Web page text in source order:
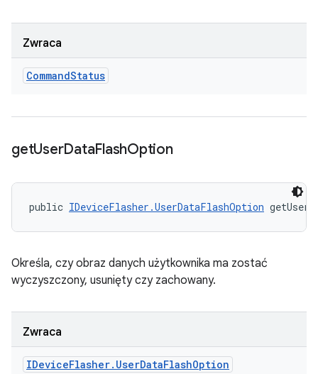
Zwraca
CommandStatus
getUserDataFlashOption
public IDeviceFlasher.UserDataFlashOption
Określa, czy obraz danych użytkownika ma zostać
wyczyszczony, usunięty czy zachowany.
Zwraca
IDeviceFlasher. UserDataFlashOption